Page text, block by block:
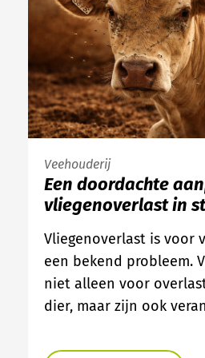
Veehouderij
Een doordachte
vliegenoverlast in
Vliegenoverlast is voor
een bekend probleem.
niet alleen voor
dier, maar zijn ook